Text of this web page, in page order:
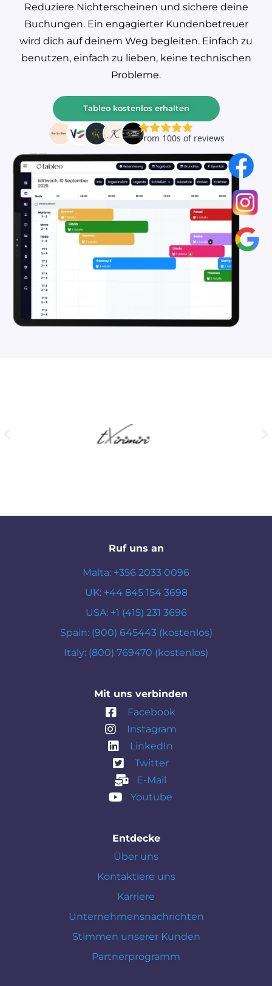
Reduziere Nichterscheinen und sichere deine
Buchungen. Ein engagierter Kundenbetreuer
wird dich auf deinem Weg begleiten. Einfach zu
benutzen, einfach zu lieben, keine technischen
Probleme.
Tableo kostenlos erhalten
Ruf uns an
Malta: +356 2033 0096
UK: +44 845 154 3698
USA: +1 (415) 231 3696
Spain: (900) 645443 (kostenlos)
Italy: (800) 769470 (kostenlos)
Mit uns verbinden
Facebook
Instagram
LinkedIn
Twitter
E-Mail
Youtube
Entdecke
Über uns
Kontaktiere uns
Karriere
Unternehmensnachrichten
Stimmen unserer Kunden
Partnerprogramm